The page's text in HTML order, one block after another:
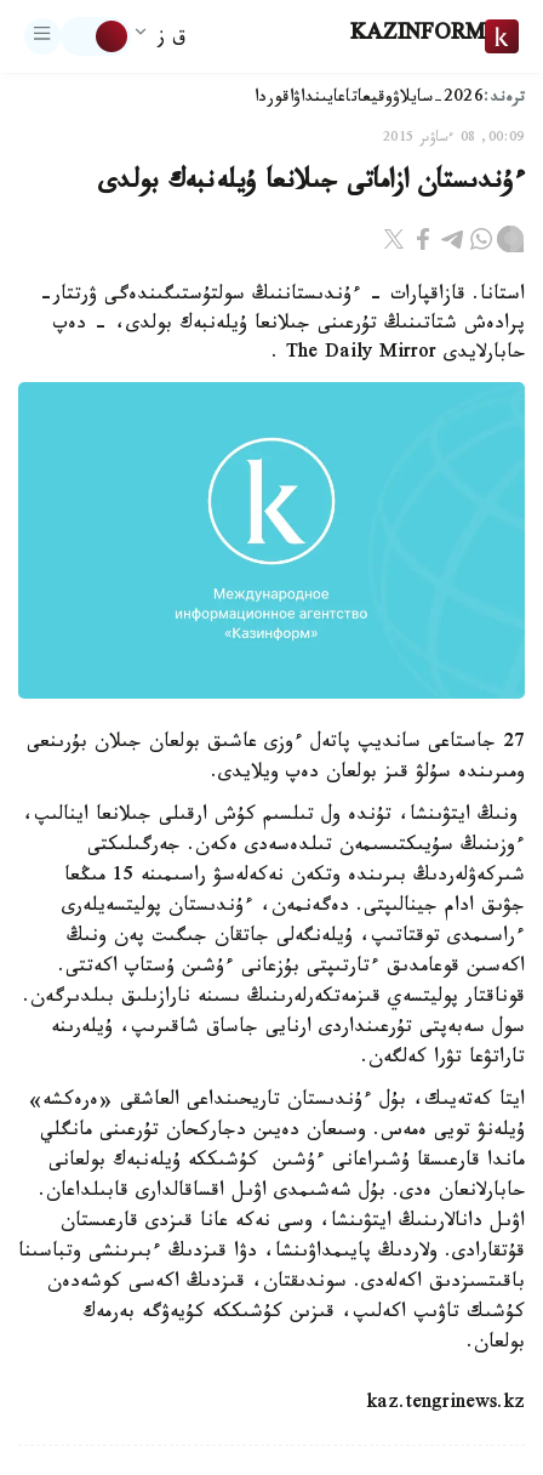
KAZINFORM ق ز
ترەند:2026-سايلاۋ وقيعاتاعايىنداۋاقوردا
00:09, 08 ءساۋىر 2015
ءۇندىستان ازاماتى جىلانعا ۇيلەنبەك بولدى
استانا. قازاقپارات - ءۇندىستاننىڭ سولتۇستىگىندەگى ۋرتتار-
پرادەش شتاتىنىڭ تۇرعىنى جىلانعا ۇيلەنبەك بولدى، - دەپ
حابارلايدى The Daily Mirror .
27 جاستاعى سانديپ پاتەل ءوزى عاشىق بولعان جىلان بۇرىنعى
ومىرىندە سۇلۋ قىز بولعان دەپ ويلايدى.
ونىڭ ايتۋىنشا، تۇندە ول تىلسىم كۇش ارقىلى جىلانعا اينالىپ،
ءوزىنىڭ سۇيىكتىسىمەن تىلدەسەدى ەكەن. جەرگىلىكتى
شىركەۋلەردىڭ بىرىندە وتكەن نەكەلەسۋ راسىمىنە 15 مىڭعا
جۋىق ادام جينالىپتى. دەگەنمەن، ءۇندىستان پوليتسەيلەرى
ءراسىمدى توقتاتىپ، ۇيلەنگەلى جاتقان جىگىت پەن ونىڭ
اكەسىن قوعامدىق ءتارتىپتى بۇزعانى ءۇشىن ۇستاپ اكەتتى.
قوناقتار پوليتسەي قىزمەتكەرلەرىنىڭ ىسىنە نارازىلىق بىلدىرگەن.
سول سەبەپتى تۇرعىنداردى ارنايى جاساق شاقىرىپ، ۇيلەرىنە
تاراتۋعا تۋرا كەلگەن.
ايتا كەتەيىك، بۇل ءۇندىستان تاريحىنداعى العاشقى «ەرەكشە»
ۇيلەنۋ تويى ەمەس. وسىعان دەيىن دجاركحان تۇرعىنى مانگلي
ماندا قارعىسقا ۇشىراعانى ءۇشىن كۇشىككە ۇيلەنبەك بولعانى
حابارلانعان ەدى. بۇل شەشىمدى اۋىل اقساقالدارى قابىلداعان.
اۋىل دانالارىنىڭ ايتۋىنشا، وسى نەكە عانا قىزدى قارعىستان
قۇتقارادى. ولاردىڭ پايىمداۋىنشا، دۋا قىزدىڭ ءبىرىنشى وتباسىنا
باقىتسىزدىق اكەلەدى. سوندىقتان، قىزدىڭ اكەسى كوشەدەن
كۇشىك تاۋىپ اكەلىپ، قىزىن كۇشىككە كۇيەۋگە بەرمەك
بولعان.
kaz.tengrinews.kz